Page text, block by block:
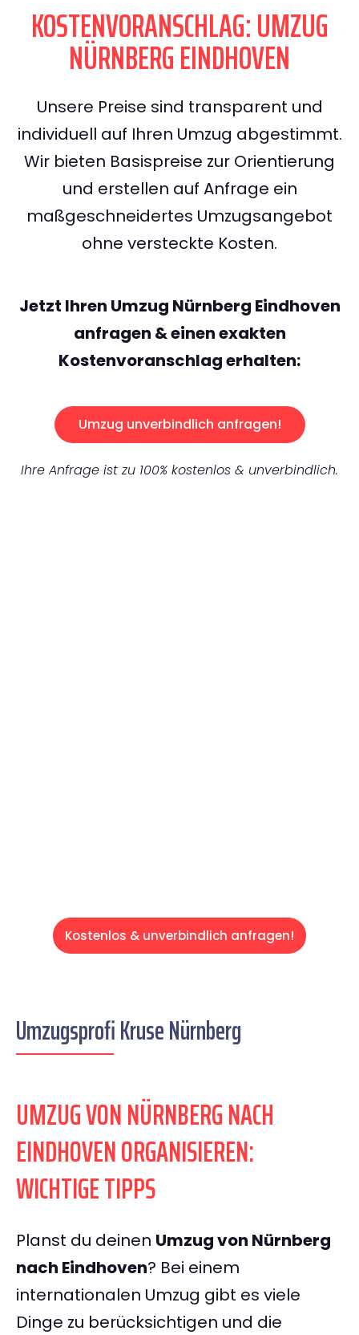
KOSTENVORANSCHLAG: UMZUG
NÜRNBERG EINDHOVEN
Unsere Preise sind transparent und
individuell auf Ihren Umzug abgestimmt.
Wir bieten Basispreise zur Orientierung
und erstellen auf Anfrage ein
maßgeschneidertes Umzugsangebot
ohne versteckte Kosten.
Jetzt Ihren Umzug Nürnberg Eindhoven
anfragen & einen exakten
Kostenvoranschlag erhalten:
Umzug unverbindlich anfragen!
Ihre Anfrage ist zu 100% kostenlos & unverbindlich.
Kostenlos & unverbindlich anfragen!
Umzugsprofi Kruse Nürnberg
UMZUG VON NÜRNBERG NACH
EINDHOVEN ORGANISIEREN:
WICHTIGE TIPPS
Planst du deinen Umzug von Nürnberg
nach Eindhoven? Bei einem
internationalen Umzug gibt es viele
Dinge zu berücksichtigen und die